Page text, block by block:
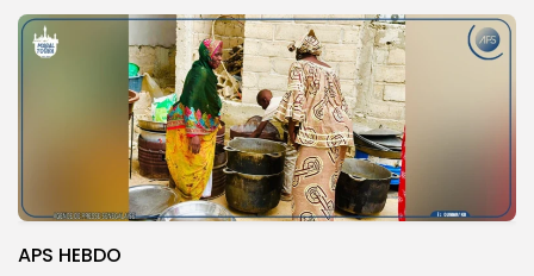
APS HEBDO